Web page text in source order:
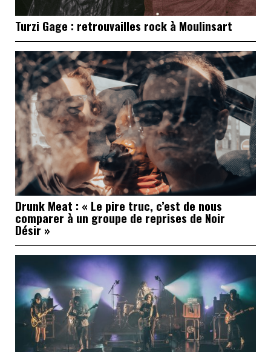
Turzi Gage : retrouvailles rock à Moulinsart
Drunk Meat : « Le pire truc, c’est de nous
comparer à un groupe de reprises de Noir
Désir »